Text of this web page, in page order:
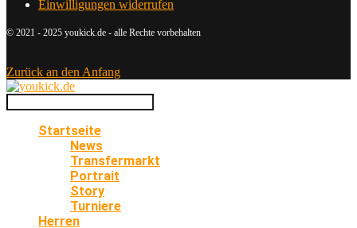
Einwilligungen widerrufen
© 2021 - 2025 youkick.de - alle Rechte vorbehalten
Zurück an den Anfang
Startseite
News
Transfermarkt
Portrait
Story
Turniere
Herren